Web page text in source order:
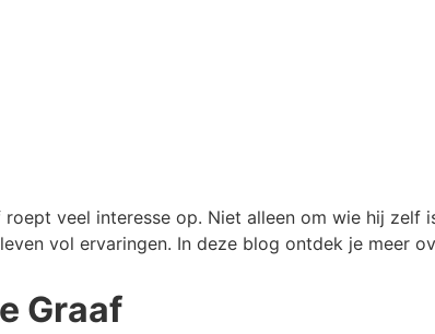
veel interesse op. Niet alleen om wie hij
vol ervaringen. In deze blog ontdek je meer
Graaf